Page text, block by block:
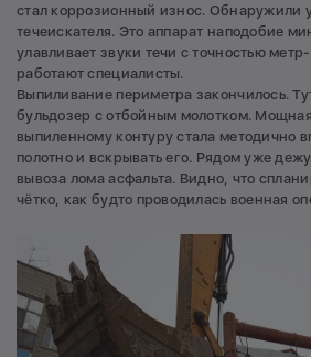
стал коррозионный износ. Обнаружили
течеискателя. Это аппарат наподобие
улавливает звуки течи с точностью
работают специалисты.
Выпиливание периметра закончилось.
бульдозер с отбойным молотком.
выпиленному контуру стала методично
полотно и вскрывать его. Рядом уже
вывоза лома асфальта. Видно, что
чётко, как будто проводилась военная